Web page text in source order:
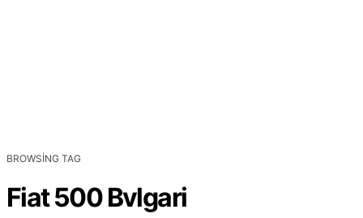
BROWSING TAG
Fiat 500 Bvlgari